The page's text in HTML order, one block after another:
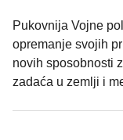
Pukovnija Vojne
opremanje svojih
novih sposobnosti
zadaća u zemlji i